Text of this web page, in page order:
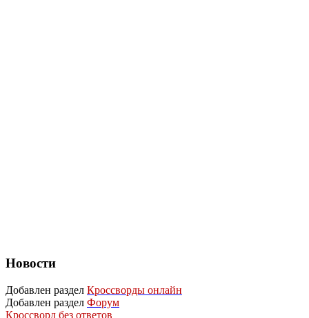
Новости
Добавлен раздел Кроссворды онлайн
Добавлен раздел Форум
Кроссворд без ответов